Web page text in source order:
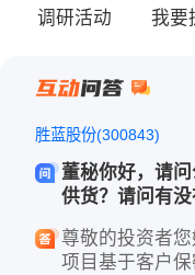
调研活动 我要
胜蓝股份(300843)
董秘你好，请
供货？请问有没
尊敬的投资者
项目基于客户